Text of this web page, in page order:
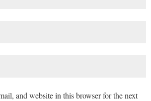
and website in this browser for the next